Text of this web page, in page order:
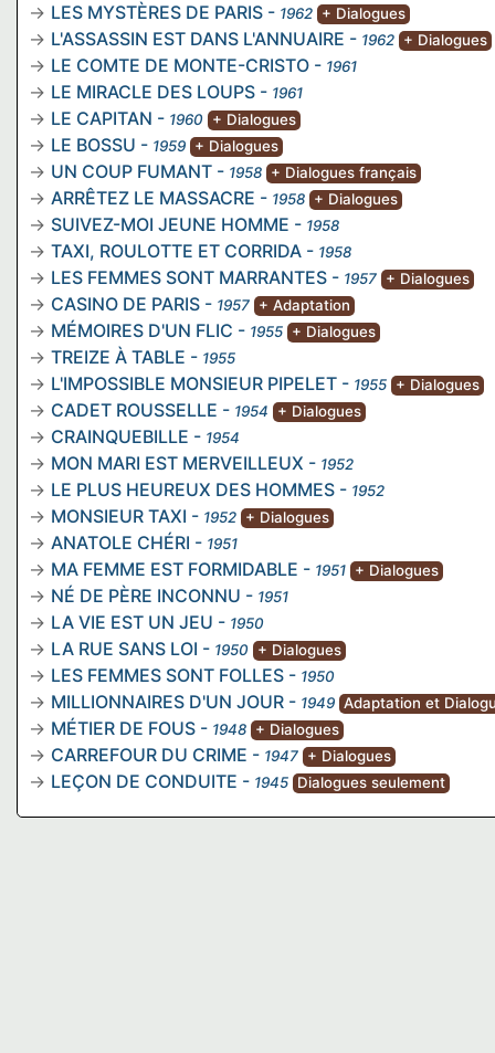
LES MYSTÈRES DE PARIS - 1962 + Dialogues
L'ASSASSIN EST DANS L'ANNUAIRE - 1962 + Dialogues
LE COMTE DE MONTE-CRISTO - 1961
LE MIRACLE DES LOUPS - 1961
LE CAPITAN - 1960 + Dialogues
LE BOSSU - 1959 + Dialogues
UN COUP FUMANT - 1958 + Dialogues français
ARRÊTEZ LE MASSACRE - 1958 + Dialogues
SUIVEZ-MOI JEUNE HOMME - 1958
TAXI, ROULOTTE ET CORRIDA - 1958
LES FEMMES SONT MARRANTES - 1957 + Dialogues
CASINO DE PARIS - 1957 + Adaptation
MÉMOIRES D'UN FLIC - 1955 + Dialogues
TREIZE À TABLE - 1955
L'IMPOSSIBLE MONSIEUR PIPELET - 1955 + Dialogues
CADET ROUSSELLE - 1954 + Dialogues
CRAINQUEBILLE - 1954
MON MARI EST MERVEILLEUX - 1952
LE PLUS HEUREUX DES HOMMES - 1952
MONSIEUR TAXI - 1952 + Dialogues
ANATOLE CHÉRI - 1951
MA FEMME EST FORMIDABLE - 1951 + Dialogues
NÉ DE PÈRE INCONNU - 1951
LA VIE EST UN JEU - 1950
LA RUE SANS LOI - 1950 + Dialogues
LES FEMMES SONT FOLLES - 1950
MILLIONNAIRES D'UN JOUR - 1949 Adaptation et
MÉTIER DE FOUS - 1948 + Dialogues
CARREFOUR DU CRIME - 1947 + Dialogues
LEÇON DE CONDUITE - 1945 Dialogues seulement